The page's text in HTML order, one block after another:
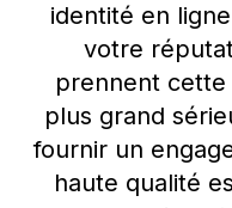
identité en
votre
prennent cette
plus grand
fournir un
haute qualité